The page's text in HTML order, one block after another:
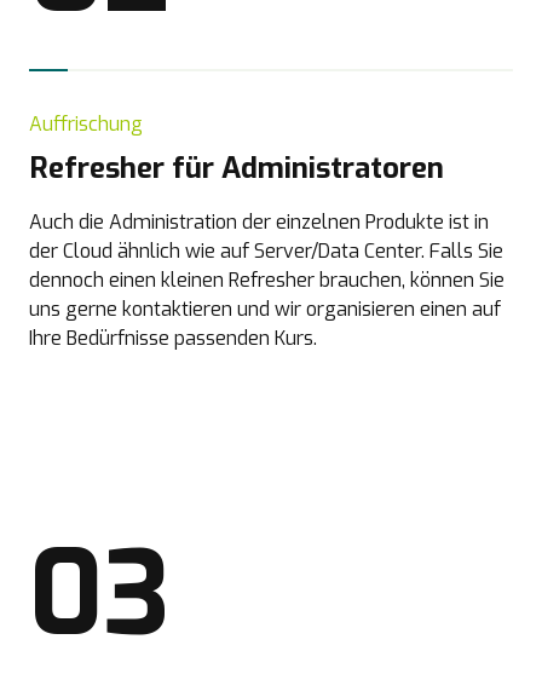
Auffrischung
Refresher für Administratoren
Auch die Administration der einzelnen Produkte ist in
der Cloud ähnlich wie auf Server/Data Center. Falls Sie
dennoch einen kleinen Refresher brauchen, können Sie
uns gerne kontaktieren und wir organisieren einen auf
Ihre Bedürfnisse passenden Kurs.
03